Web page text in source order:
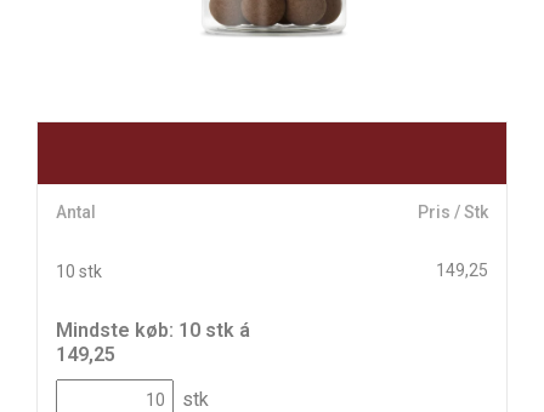
Antal Pris / Stk
10 stk 149,25
Mindste køb: 10 stk á
149,25
stk